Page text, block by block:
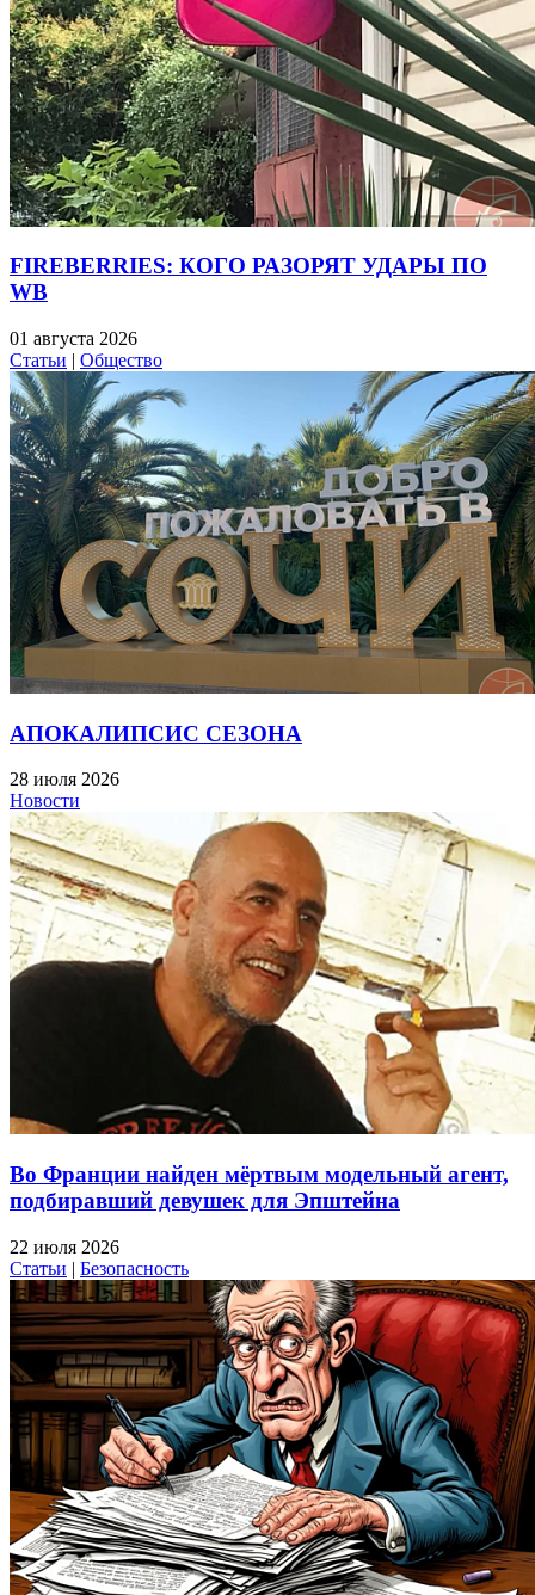
FIREBERRIES: КОГО РАЗОРЯТ УДАРЫ ПО
WB
01 августа 2026
Статьи | Общество
АПОКАЛИПСИС СЕЗОНА
28 июля 2026
Новости
Во Франции найден мёртвым модельный агент,
подбиравший девушек для Эпштейна
22 июля 2026
Статьи | Безопасность